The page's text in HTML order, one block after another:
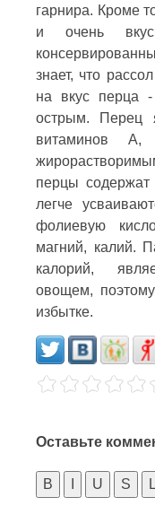
гарнира. Кроме
и очень
знает, что
на вкус перца
острым. Перец
витаминов
перцы
легче
фолиевую
магний, калий.
калорий,
овощем,
избытке.
Оставьте
B U S